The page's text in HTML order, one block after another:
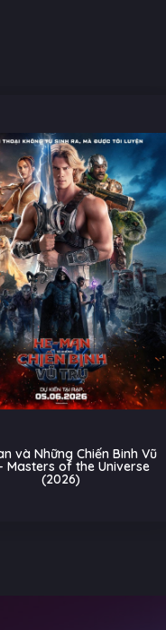
và Những Chiến Binh Vũ
Masters of the Universe
(2026)